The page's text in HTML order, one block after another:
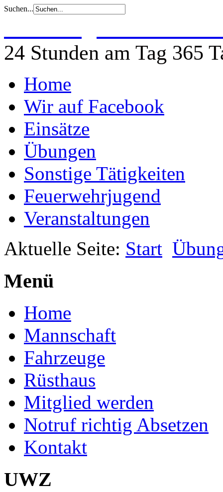
Suchen...
24 Stunden am Tag 365
Home
Wir auf Facebook
Einsätze
Übungen
Sonstige Tätigkeiten
Feuerwehrjugend
Veranstaltungen
Aktuelle Seite: Start
Menü
Home
Mannschaft
Fahrzeuge
Rüsthaus
Mitglied werden
Notruf richtig Absetzen
Kontakt
UWZ